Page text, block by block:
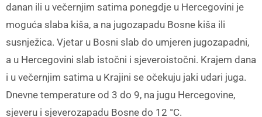
danan ili u večernjim satima ponegdje u Hercegovini je
moguća slaba kiša, a na jugozapadu Bosne kiša ili
susnježica. Vjetar u Bosni slab do umjeren jugozapadni,
a u Hercegovini slab istočni i sjeveroistočni. Krajem dana
i u večernjim satima u Krajini se očekuju jaki udari juga.
Dnevne temperature od 3 do 9, na jugu Hercegovine,
sjeveru i sjeverozapadu Bosne do 12 °C.